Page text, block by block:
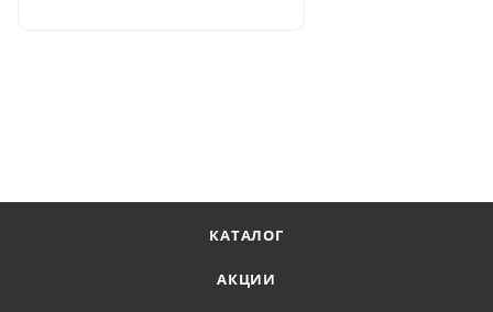
КАТАЛОГ
АКЦИИ